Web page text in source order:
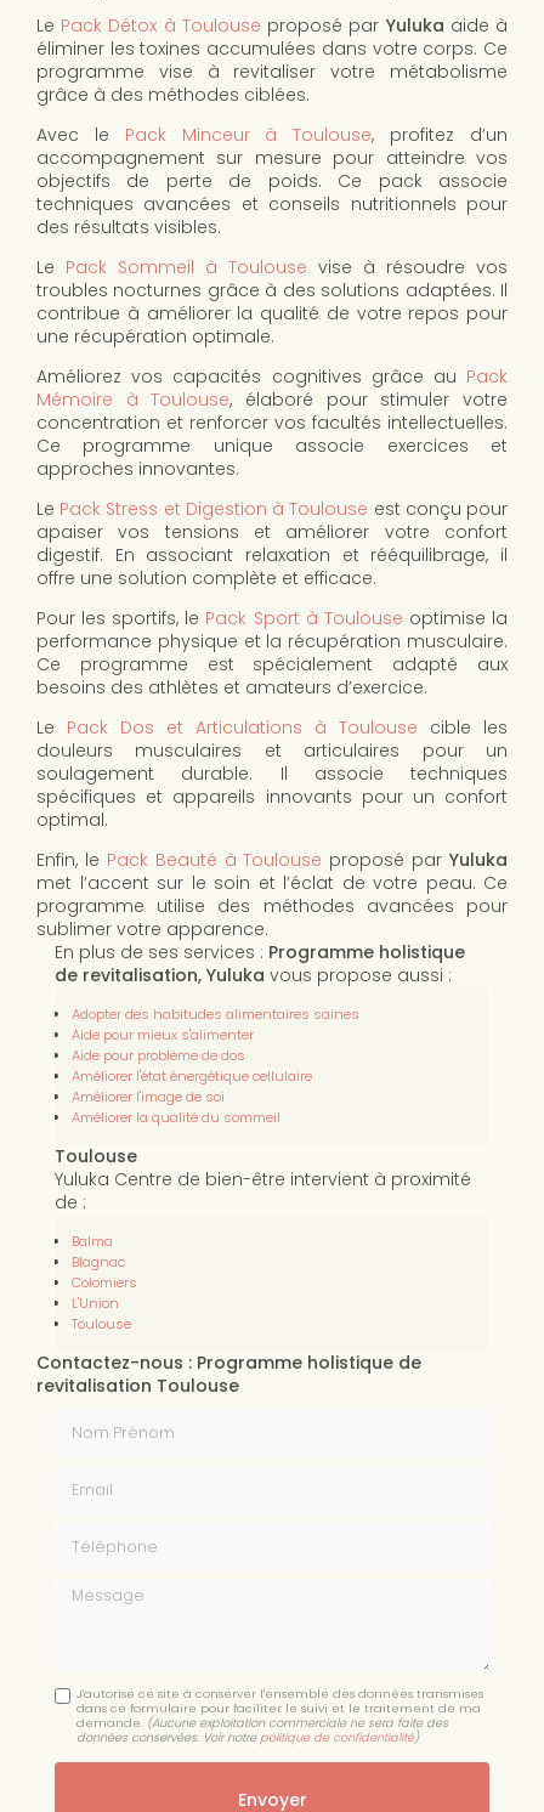
Le Pack Détox à Toulouse proposé par Yuluka aide à
éliminer les toxines accumulées dans votre corps. Ce
programme vise à revitaliser votre métabolisme
grâce à des méthodes ciblées.
Avec le Pack Minceur à Toulouse, profitez d’un
accompagnement sur mesure pour atteindre vos
objectifs de perte de poids. Ce pack associe
techniques avancées et conseils nutritionnels pour
des résultats visibles.
Le Pack Sommeil à Toulouse vise à résoudre vos
troubles nocturnes grâce à des solutions adaptées. Il
contribue à améliorer la qualité de votre repos pour
une récupération optimale.
Améliorez vos capacités cognitives grâce au Pack
Mémoire à Toulouse, élaboré pour stimuler votre
concentration et renforcer vos facultés intellectuelles.
Ce programme unique associe exercices et
approches innovantes.
Le Pack Stress et Digestion à Toulouse est conçu pour
apaiser vos tensions et améliorer votre confort
digestif. En associant relaxation et rééquilibrage, il
offre une solution complète et efficace.
Pour les sportifs, le Pack Sport à Toulouse optimise la
performance physique et la récupération musculaire.
Ce programme est spécialement adapté aux
besoins des athlètes et amateurs d’exercice.
Le Pack Dos et Articulations à Toulouse cible les
douleurs musculaires et articulaires pour un
soulagement durable. Il associe techniques
spécifiques et appareils innovants pour un confort
optimal.
Enfin, le Pack Beauté à Toulouse proposé par Yuluka
met l’accent sur le soin et l’éclat de votre peau. Ce
programme utilise des méthodes avancées pour
sublimer votre apparence.
En plus de ses services : Programme holistique
de revitalisation, Yuluka vous propose aussi :
Adopter des habitudes alimentaires saines
Aide pour mieux s'alimenter
Aide pour problème de dos
Améliorer l'état énergétique cellulaire
Améliorer l'image de soi
Améliorer la qualité du sommeil
Toulouse
Yuluka Centre de bien-être intervient à proximité
de :
Balma
Blagnac
Colomiers
L'Union
Toulouse
Contactez-nous : Programme holistique de
revitalisation Toulouse
Message
J'autorise ce site à conserver l'ensemble des données transmises
dans ce formulaire pour faciliter le suivi et le traitement de ma
demande. (Aucune exploitation commerciale ne sera faite des
données conservées. Voir notre politique de confidentialité)